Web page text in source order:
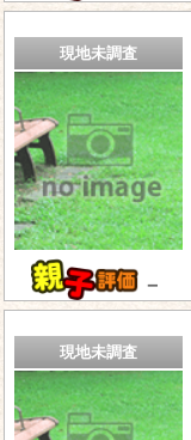
現地未調査
－
現地未調査